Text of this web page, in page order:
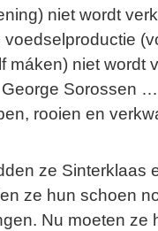
niet wordt
máken) niet wordt
Sorossen
rooien en
ze Sinterklaas
ze hun schoen
Nu moeten ze